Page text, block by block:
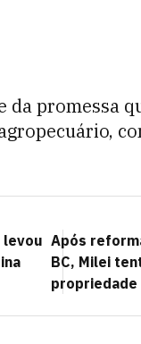
da promessa
levou Após
BC, Milei
propriedade